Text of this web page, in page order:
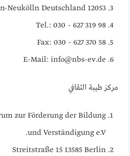
12053 Berlin-Neukölln Deutschland
Tel.: 030 – 627 319 98
Fax: 030 – 627 370 58
E-Mail: info@nbs-ev.de
مركز طيبة الثقافي
zur Förderung der Bildung
und Verständigung e.V.
Streitstraße 15 13585 Berlin